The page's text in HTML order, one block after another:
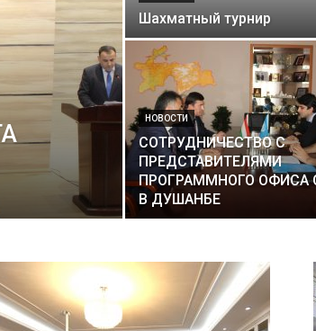
Шахматный турнир
НОВОСТИ
СОТРУДНИЧЕСТВО С
ПРЕДСТАВИТЕЛЯМИ
ПРОГРАММНОГО ОФИСА
В ДУШАНБЕ